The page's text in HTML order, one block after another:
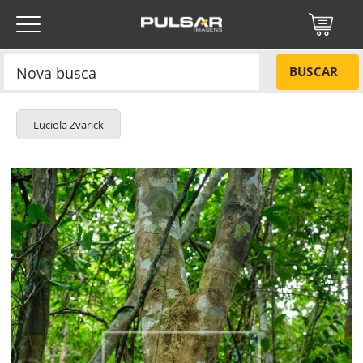
BUSCAR
Luciola Zvarick
Título do projeto
Códigos
ENVIAR
Protegido por reCAPTCHA —Privacidade·Termos
NÃO
SIM
Título do projeto
Tamanho PR$ 57,00
Tamanho MR$ 114,00
Tamanho GR$ 171,00